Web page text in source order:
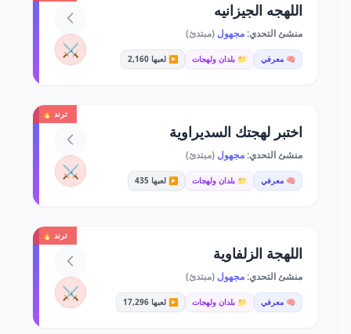
اللهجه الجيزانيه
منشئ التحدي:مجهول (مبتدئ)
🧠 معرفي 📁 بلدان ولهجات ▶️ لعبها 2,160 ⚔️
ترند 🔥
اختبر لهجتك السديراوية
منشئ التحدي:مجهول (مبتدئ)
🧠 معرفي 📁 بلدان ولهجات ▶️ لعبها 435 ⚔️
ترند 🔥
اللهجة الزلفاوية
منشئ التحدي:مجهول (مبتدئ)
🧠 معرفي 📁 بلدان ولهجات ▶️ لعبها 17,296 ⚔️